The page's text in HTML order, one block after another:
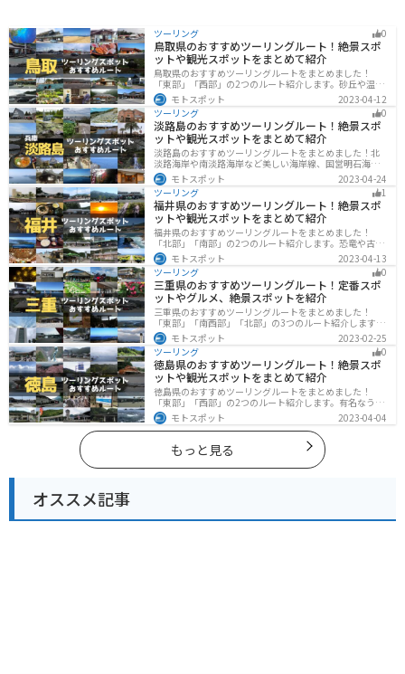
ツーリング 0
鳥取県のおすすめツーリングルート！絶景スポ
ットや観光スポットをまとめて紹介
鳥取県のおすすめツーリングルートをまとめました！
「東部」「西部」の2つのルート紹介します。砂丘や温泉
地、歴史ある城跡など魅力溢れるスポットが多数あるの
で楽しめます。バイクで鳥取県にツーリングに行く際は
参考にしてください。
モトスポット
2023-04-12
ツーリング
0
淡路島のおすすめツーリングルート！絶景スポ
ットや観光スポットをまとめて紹介
淡路島のおすすめツーリングルートをまとめました！北
淡路海岸や南淡路海岸など美しい海岸線、国営明石海峡
公園や淡路夢舞台など、自然とアートが融合した施設も
多数あります。バイクで淡路島にツーリングに行く際は
参考にしてください。
モトスポット
2023-04-24
ツーリング
1
福井県のおすすめツーリングルート！絶景スポ
ットや観光スポットをまとめて紹介
福井県のおすすめツーリングルートをまとめました！
「北部」「南部」の2つのルート紹介します。恐竜や古代
遺跡、温泉地など魅力に溢れるスポットが多数ありま
す。バイクで福井県にツーリングに行く際は参考にして
ください。
モトスポット
2023-04-13
ツーリング
0
三重県のおすすめツーリングルート！定番スポ
ットやグルメ、絶景スポットを紹介
三重県のおすすめツーリングルートをまとめました！
「東部」「南西部」「北部」の3つのルート紹介します。
標高の高いスカイラインからリアス式海岸まであるの
で、飽きることなくツーリングを堪能できます。バイク
で三重県にツーリングに行く際は参考にしてください。
モトスポット
2023-02-25
ツーリング
0
徳島県のおすすめツーリングルート！絶景スポ
ットや観光スポットをまとめて紹介
徳島県のおすすめツーリングルートをまとめました！
「東部」「西部」の2つのルート紹介します。有名なうず
しおや山を中心とした自然豊かなスポットが多数ありま
す。バイクで徳島県にツーリングに行く際は参考にして
ください。
モトスポット 2023-04-04
もっと見る
オススメ記事